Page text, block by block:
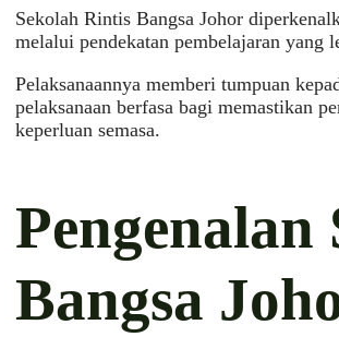
Sekolah Rintis Bangsa Johor
melalui pendekatan pembelajaran yang
Pelaksanaannya memberi tumpuan
pelaksanaan berfasa bagi memastikan
keperluan semasa.
Bangsa